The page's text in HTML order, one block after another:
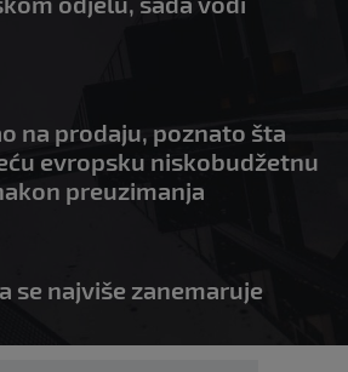
na prodaju, poznato šta
evropsku niskobudžetnu
preuzimanja
se najviše zanemaruje